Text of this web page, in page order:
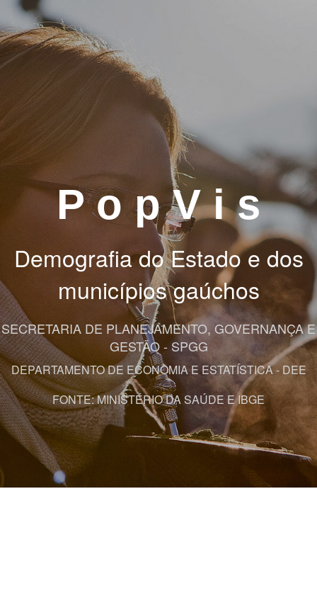
P o p V i s
Demografia do Estado e dos
municípios gaúchos
SECRETARIA DE PLANEJAMENTO, GOVERNANÇA E
GESTÃO - SPGG
DEPARTAMENTO DE ECONOMIA E ESTATÍSTICA - DEE
FONTE: MINISTÉRIO DA SAÚDE E IBGE